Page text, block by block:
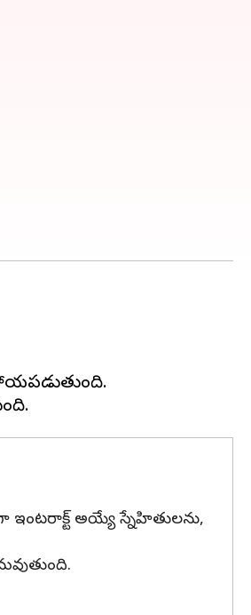
ఇంటరాక్ట్ అయ్యే స్నేహితులను,